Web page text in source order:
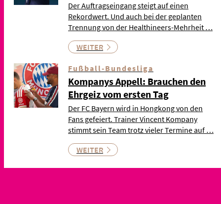
Der Auftragseingang steigt auf einen
Rekordwert. Und auch bei der geplanten
Trennung von der Healthineers-Mehrheit …
WEITER
Fußball-Bundesliga
Kompanys Appell: Brauchen den
Ehrgeiz vom ersten Tag
Der FC Bayern wird in Hongkong von den
Fans gefeiert. Trainer Vincent Kompany
stimmt sein Team trotz vieler Termine auf …
WEITER